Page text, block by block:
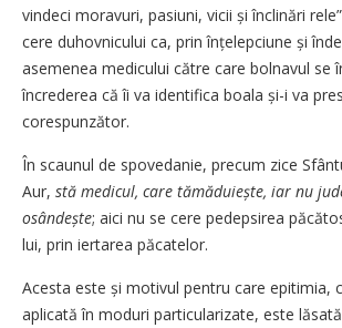
vindeci moravuri, pasiuni, vicii și înclinări
cere duhovnicului ca, prin înțelepciune și
asemenea medicului către care bolnavul se
încrederea că îi va identifica boala și-i va
corespunzător.
În scaunul de spovedanie, precum zice
Aur, stă me­­dicul, care tămăduiește, iar nu
osândește; aici nu se cere pedepsirea
lui, prin iertarea păcatelor.
Acesta este și motivul pentru care epitimia,
aplicată în moduri particularizate, este